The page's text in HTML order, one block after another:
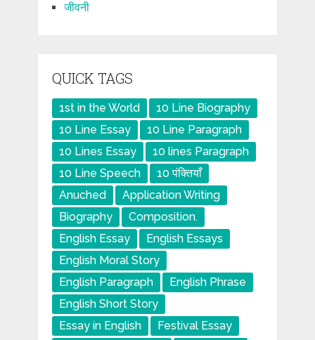
जीवनी
QUICK TAGS
1st in the World
10 Line Biography
10 Line Essay
10 Line Paragraph
10 Lines Essay
10 lines Paragraph
10 Line Speech
10 पंक्तियाँ
Anuched
Application Writing
Biography
Composition.
English Essay
English Essays
English Moral Story
English Paragraph
English Phrase
English Short Story
Essay in English
Festival Essay